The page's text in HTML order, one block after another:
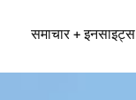
समाचार + इनसाइट्स